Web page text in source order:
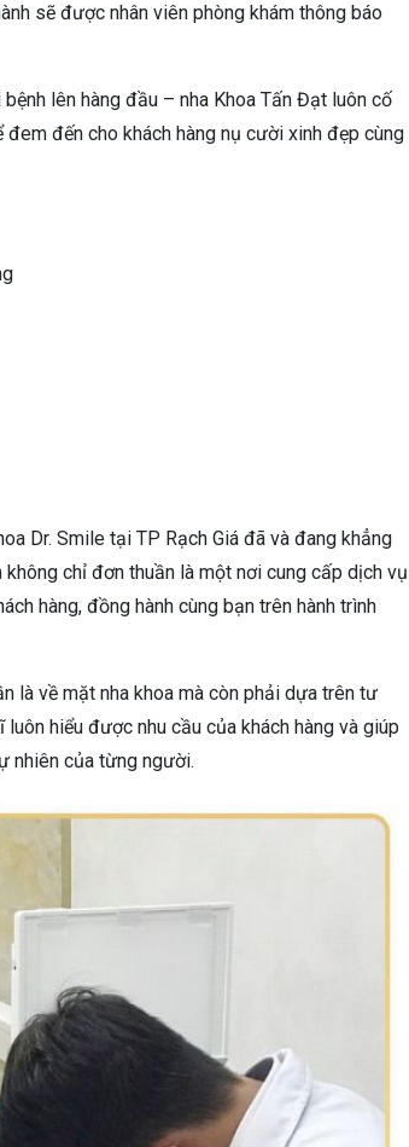
sẽ được nhân viên phòng khám thông báo
lên hàng đầu – nha Khoa Tấn Đạt luôn cố
đến cho khách hàng nụ cười xinh đẹp cùng
Dr. Smile tại TP Rạch Giá đã và đang khẳng
chỉ đơn thuần là một nơi cung cấp dịch vụ
hàng, đồng hành cùng bạn trên hành trình
là về mặt nha khoa mà còn phải dựa trên tư
hiểu được nhu cầu của khách hàng và giúp
nhiên của từng người.